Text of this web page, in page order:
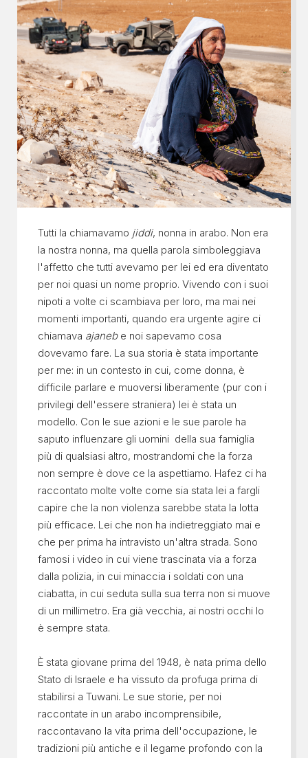
Tutti la chiamavamo jiddi, nonna in arabo. Non era
la nostra nonna, ma quella parola simboleggiava
l'affetto che tutti avevamo per lei ed era diventato
per noi quasi un nome proprio. Vivendo con i suoi
nipoti a volte ci scambiava per loro, ma mai nei
momenti importanti, quando era urgente agire ci
chiamava ajanebe noi sapevamo cosa
dovevamo fare. La sua storia è stata importante
per me: in un contesto in cui, come donna, è
difficile parlare e muoversi liberamente (pur con i
privilegi dell'essere straniera) lei è stata un
modello. Con le sue azioni e le sue parole ha
saputo influenzare gli uomini della sua famiglia
più di qualsiasi altro, mostrandomi che la forza
non sempre è dove ce la aspettiamo. Hafez ci ha
raccontato molte volte come sia stata lei a fargli
capire che la non violenza sarebbe stata la lotta
più efficace. Lei che non ha indietreggiato mai e
che per prima ha intravisto un'altra strada. Sono
famosi i video in cui viene trascinata via a forza
dalla polizia, in cui minaccia i soldati con una
ciabatta, in cui seduta sulla sua terra non si muove
di un millimetro. Era già vecchia, ai nostri occhi lo
è sempre stata.
È stata giovane prima del 1948, è nata prima dello
Stato di Israele e ha vissuto da profuga prima di
stabilirsi a Tuwani. Le sue storie, per noi
raccontate in un arabo incomprensibile,
raccontavano la vita prima dell'occupazione, le
tradizioni più antiche e il legame profondo con la